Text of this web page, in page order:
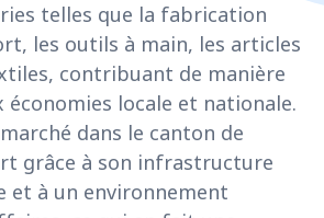
telles que la fabrication
les outils à main, les articles
contribuant de manière
locale et nationale.
dans le canton de
grâce à son infrastructure
et à un environnement